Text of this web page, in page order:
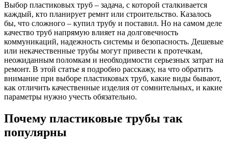
Выбор пластиковых труб – задача, с которой сталкивается
каждый, кто планирует ремнт или строительство. Казалось
бы, что сложного – купил трубу и поставил. Но на самом деле
качество труб напрямую влияет на долговечность
коммуникаций, надежность системы и безопасность. Дешевые
или некачественные трубы могут привести к протечкам,
неожиданным поломкам и необходимости серьезных затрат на
ремонт. В этой статье я подробно расскажу, на что обратить
внимание при выборе пластиковых труб, какие виды бывают,
как отличить качественные изделия от сомнительных, и какие
параметры нужно учесть обязательно.
Почему пластиковые трубы так
популярны